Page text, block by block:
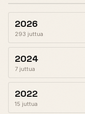
2026
293 juttua
2024
7 juttua
2022
15 juttua